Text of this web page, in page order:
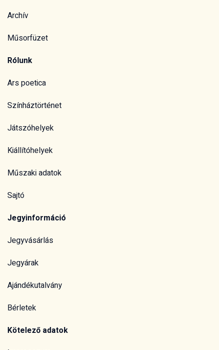
Archív
Műsorfüzet
Rólunk
Ars poetica
Színháztörténet
Játszóhelyek
Kiállítóhelyek
Műszaki adatok
Sajtó
Jegyinformáció
Jegyvásárlás
Jegyárak
Ajándékutalvány
Bérletek
Kötelező adatok